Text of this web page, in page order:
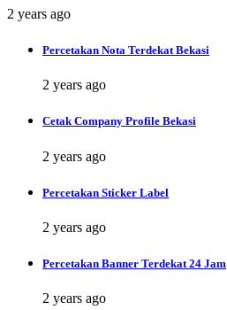
2 years ago
Percetakan Nota Terdekat Bekasi
2 years ago
Cetak Company Profile Bekasi
2 years ago
Percetakan Sticker Label
2 years ago
Percetakan Banner Terdekat 24 Jam
2 years ago